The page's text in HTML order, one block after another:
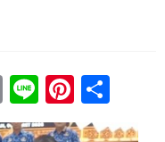
PrintLine